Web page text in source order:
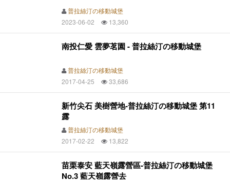
普拉絲汀の移動城堡
2023-06-02
13,360
南投仁愛 雲夢茗園 - 普拉絲汀の移動城堡
普拉絲汀の移動城堡
2017-04-25
33,686
新竹尖石 美樹營地-普拉絲汀の移動城堡 第11
露
普拉絲汀の移動城堡
2017-02-22
13,822
苗栗泰安 藍天嶺露營區-普拉絲汀の移動城堡
No.3 藍天嶺露營去